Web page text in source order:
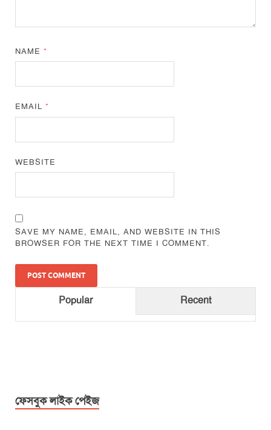
NAME*
EMAIL*
WEBSITE
SAVE MY NAME, EMAIL, AND WEBSITE IN THIS
BROWSER FOR THE NEXT TIME I COMMENT.
Popular Recent
ফেসবুক লাইক পেইজ